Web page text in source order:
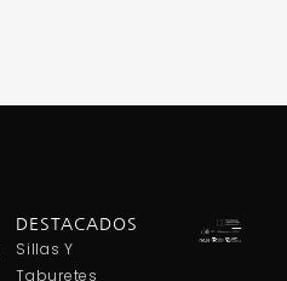
DESTACADOS
Sillas Y
Taburetes